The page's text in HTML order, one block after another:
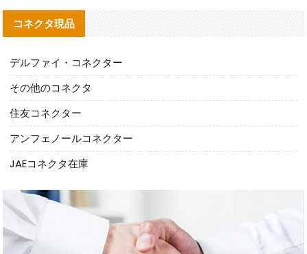
コネクタ現品
デルファイ・コネクター
その他のコネクタ
住友コネクター
アンフェノールコネクター
JAEコネクタ在庫